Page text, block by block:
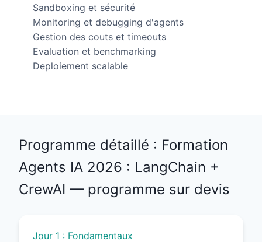
Sandboxing et sécurité
Monitoring et debugging d'agents
Gestion des couts et timeouts
Evaluation et benchmarking
Deploiement scalable
Programme détaillé : Formation
Agents IA 2026 : LangChain +
CrewAI — programme sur devis
Jour 1 : Fondamentaux